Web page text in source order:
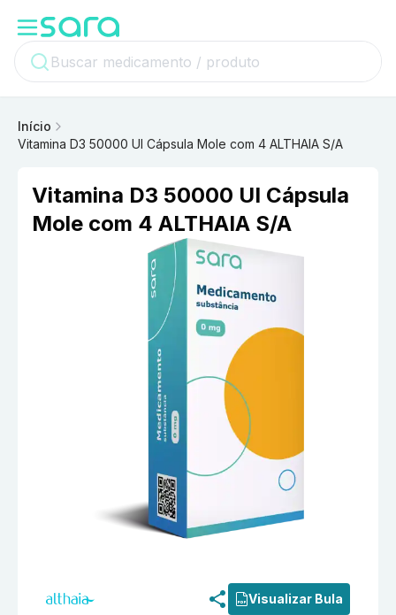
Início
Vitamina D3 50000 UI Cápsula Mole com 4 ALTHAIA S/A
Vitamina D3 50000 UI Cápsula
Mole com 4 ALTHAIA S/A
Visualizar Bula